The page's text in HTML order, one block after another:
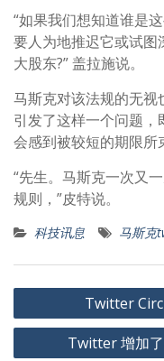
“如果我们想知道谁是
要人为地推迟它或试
大股东?” 盖拉施说。
马斯克对该法规的无视
引发了这样一个问题
会感到被较短的期限所
“先生。马斯克一次又
规则，”皮特说。
科技讯息 马斯克
文
章
Twitter
Twitter 增加